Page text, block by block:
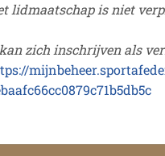
lidmaatschap is niet
zich inschrijven als